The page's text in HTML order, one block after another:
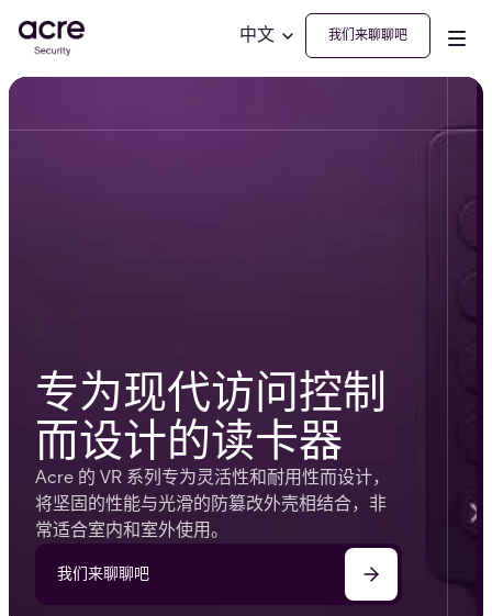
中文 我们来聊聊吧
专为现代访问控制
而设计的读卡器
Acre 的 VR 系列专为灵活性和耐用性而设计，
将坚固的性能与光滑的防篡改外壳相结合，非
常适合室内和室外使用。
我们来聊聊吧